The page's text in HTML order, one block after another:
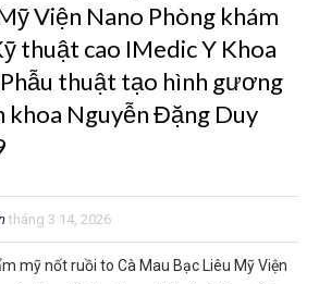
Viện Nano Phòng khám
thuật cao IMedic Y Khoa
thuật tạo hình gương
khoa Nguyễn Đặng Duy
tháng 3 14, 2026
mỹ nốt ruồi to Cà Mau Bạc Liêu Mỹ Viện